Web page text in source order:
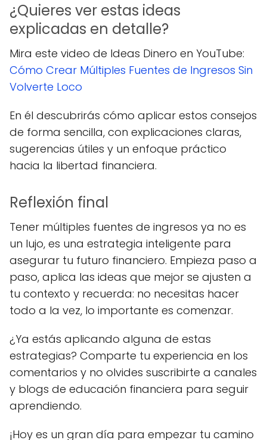
¿Quieres ver estas ideas
explicadas en detalle?
Mira este video de Ideas Dinero en YouTube:
Cómo Crear Múltiples Fuentes de Ingresos Sin
Volverte Loco
En él descubrirás cómo aplicar estos consejos
de forma sencilla, con explicaciones claras,
sugerencias útiles y un enfoque práctico
hacia la libertad financiera.
Reflexión final
Tener múltiples fuentes de ingresos ya no es
un lujo, es una estrategia inteligente para
asegurar tu futuro financiero. Empieza paso a
paso, aplica las ideas que mejor se ajusten a
tu contexto y recuerda: no necesitas hacer
todo a la vez, lo importante es comenzar.
¿Ya estás aplicando alguna de estas
estrategias? Comparte tu experiencia en los
comentarios y no olvides suscribirte a canales
y blogs de educación financiera para seguir
aprendiendo.
¡Hoy es un gran día para empezar tu camino